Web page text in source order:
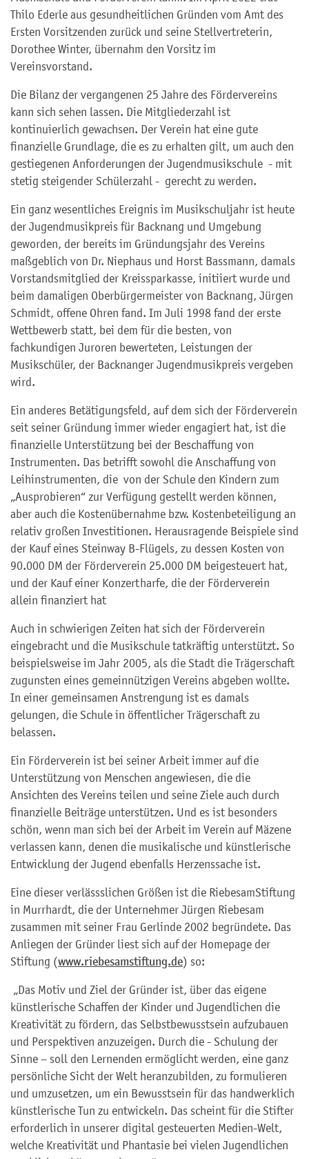
Thilo Ederle aus gesundheitlichen Gründen vom Amt des
Ersten Vorsitzenden zurück und seine Stellvertreterin,
Dorothee Winter, übernahm den Vorsitz im
Vereinsvorstand.
Die Bilanz der vergangenen 25 Jahre des Fördervereins
kann sich sehen lassen. Die Mitgliederzahl ist
kontinuierlich gewachsen. Der Verein hat eine gute
finanzielle Grundlage, die es zu erhalten gilt, um auch den
gestiegenen Anforderungen der Jugendmusikschule - mit
stetig steigender Schülerzahl - gerecht zu werden.
Ein ganz wesentliches Ereignis im Musikschuljahr ist heute
der Jugendmusikpreis für Backnang und Umgebung
geworden, der bereits im Gründungsjahr des Vereins
maßgeblich von Dr. Niephaus und Horst Bassmann, damals
Vorstandsmitglied der Kreissparkasse, initiiert wurde und
beim damaligen Oberbürgermeister von Backnang, Jürgen
Schmidt, offene Ohren fand. Im Juli 1998 fand der erste
Wettbewerb statt, bei dem für die besten, von
fachkundigen Juroren bewerteten, Leistungen der
Musikschüler, der Backnanger Jugendmusikpreis vergeben
wird.
Ein anderes Betätigungsfeld, auf dem sich der Förderverein
seit seiner Gründung immer wieder engagiert hat, ist die
finanzielle Unterstützung bei der Beschaffung von
Instrumenten. Das betrifft sowohl die Anschaffung von
Leihinstrumenten, die von der Schule den Kindern zum
„Ausprobieren“ zur Verfügung gestellt werden können,
aber auch die Kostenübernahme bzw. Kostenbeteiligung an
relativ großen Investitionen. Herausragende Beispiele sind
der Kauf eines Steinway B-Flügels, zu dessen Kosten von
90.000 DM der Förderverein 25.000 DM beigesteuert hat,
und der Kauf einer Konzertharfe, die der Förderverein
allein finanziert hat
Auch in schwierigen Zeiten hat sich der Förderverein
eingebracht und die Musikschule tatkräftig unterstützt. So
beispielsweise im Jahr 2005, als die Stadt die Trägerschaft
zugunsten eines gemeinnützigen Vereins abgeben wollte.
In einer gemeinsamen Anstrengung ist es damals
gelungen, die Schule in öffentlicher Trägerschaft zu
belassen.
Ein Förderverein ist bei seiner Arbeit immer auf die
Unterstützung von Menschen angewiesen, die die
Ansichten des Vereins teilen und seine Ziele auch durch
finanzielle Beiträge unterstützen. Und es ist besonders
schön, wenn man sich bei der Arbeit im Verein auf Mäzene
verlassen kann, denen die musikalische und künstlerische
Entwicklung der Jugend ebenfalls Herzenssache ist.
Eine dieser verlässslichen Größen ist die RiebesamStiftung
in Murrhardt, die der Unternehmer Jürgen Riebesam
zusammen mit seiner Frau Gerlinde 2002 begründete. Das
Anliegen der Gründer liest sich auf der Homepage der
Stiftung (www.riebesamstiftung.de) so:
„Das Motiv und Ziel der Gründer ist, über das eigene
künstlerische Schaffen der Kinder und Jugendlichen die
Kreativität zu fördern, das Selbstbewusstsein aufzubauen
und Perspektiven anzuzeigen. Durch die - Schulung der
Sinne – soll den Lernenden ermöglicht werden, eine ganz
persönliche Sicht der Welt heranzubilden, zu formulieren
und umzusetzen, um ein Bewusstsein für das handwerklich
künstlerische Tun zu entwickeln. Das scheint für die Stifter
erforderlich in unserer digital gesteuerten Medien-Welt,
welche Kreativität und Phantasie bei vielen Jugendlichen